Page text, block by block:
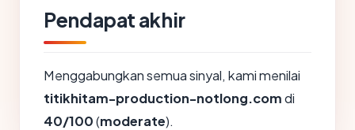
Pendapat akhir
Menggabungkan semua sinyal, kami menilai
titikhitam-production-notlong.comdi
40/100(moderate).